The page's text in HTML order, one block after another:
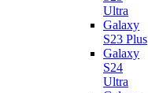
Ultra
Galaxy
S23 Plus
Galaxy
S24
Ultra